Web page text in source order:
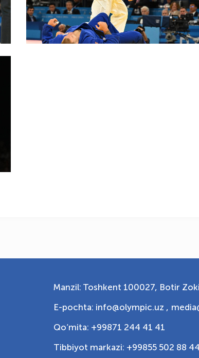
Manzil: Toshkent 100027, Botir
E-pochta: info@olympic.uz ,
Qo‘mita: +99871 244 41 41
Tibbiyot markazi: +99855 502 88 44